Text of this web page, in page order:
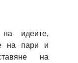
идеите,
на пари и
на